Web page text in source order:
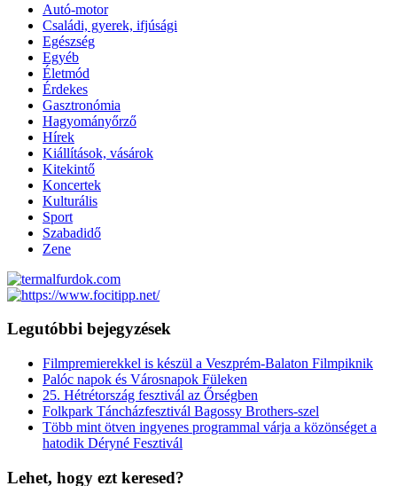
Autó-motor
Családi, gyerek, ifjúsági
Egészség
Egyéb
Életmód
Érdekes
Gasztronómia
Hagyományőrző
Hírek
Kiállítások, vásárok
Kitekintő
Koncertek
Kulturális
Sport
Szabadidő
Zene
Legutóbbi bejegyzések
Filmpremierekkel is készül a Veszprém-Balaton Filmpiknik
Palóc napok és Városnapok Füleken
25. Hétrétország fesztivál az Őrségben
Folkpark Táncházfesztivál Bagossy Brothers-szel
Több mint ötven ingyenes programmal várja a közönséget a
hatodik Déryné Fesztivál
Lehet, hogy ezt keresed?